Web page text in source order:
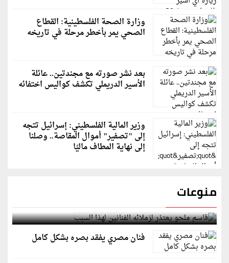
وزارة الصحة الفلسطينية: القطاع
الصحي يمر بأخطر مرحلة في تاريخه
بعد نشر صورته مع مجندتين.. عائلة
الأسير الدريملي تكشف كواليس اختفائه
وزير المالية الفلسطيني: إسرائيل تتجه
إلى "تصفير" أموال المقاصة.. وصلنا
إلى نهاية المطاف ماليًا
منوعات
قاسم ملحو يعتذر لزملائه الفنانين لهذا السبب
فنان مصري يفقد بصره بشكل كامل